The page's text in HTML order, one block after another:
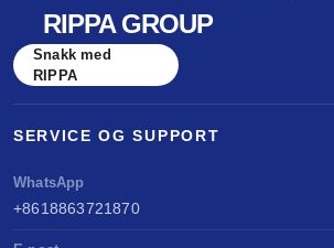
RIPPA GROUP
Snakk med
RIPPA
SERVICE OG SUPPORT
WhatsApp
+8618863721870